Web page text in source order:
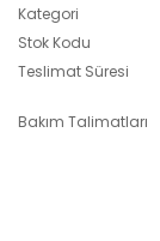
Kategori
Stok Kodu
Teslimat Süresi
Bakım Talimatları